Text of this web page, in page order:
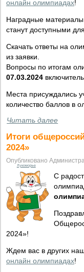
онлайн олимпиадах!
Наградные
станут доступными
Скачать ответы на
из заявки.
Вопросы по итогам
07.03.2024
Места присуждались
количество баллов в
Читать далее
Итоги
2024»
Опубликовано
Лукоморье
С
2024»!
Ждем вас в других
онлайн олимпиадах!